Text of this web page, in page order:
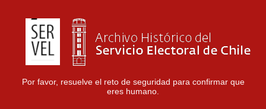
Por favor, resuelve el reto de seguridad para confirmar que
eres humano.